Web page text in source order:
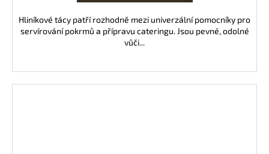
Hliníkové tácy patří rozhodně mezi univerzální pomocníky pro
servírování pokrmů a přípravu cateringu. Jsou pevné, odolné
vůči...